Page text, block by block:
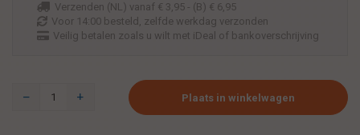
Verzenden (NL) vanaf € 3,95 - (B) € 6,95
Voor 14:00 besteld, zelfde werkdag verzonden
Veilig betalen zoals u wilt met iDeal of bankoverschrijving
Plaats in winkelwagen